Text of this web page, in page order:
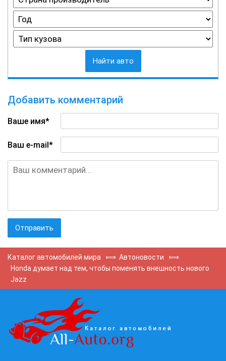
Найти авто
Добавить комментарий
Ваше имя*
Ваш e-mail*
Каталог автомобилей мира ⟾ Автоновости
⟾
Honda думает над тем, чтобы поменять внешность нового
Jazz